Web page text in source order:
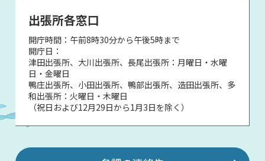
出張所各窓口
開庁時間：午前8時30分から午後5時まで
開庁日：
津田出張所、大川出張所、長尾出張所：月曜日・水曜
日・金曜日
鴨庄出張所、小田出張所、鴨部出張所、造田出張所、多
和出張所：火曜日・木曜日
（祝日および12月29日から1月3日を除く）